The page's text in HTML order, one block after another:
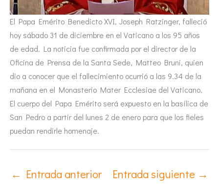
El Papa Emérito Benedicto XVI, Joseph Ratzinger, falleció
hoy sábado 31 de diciembre en el Vaticano a los 95 años
de edad. La noticia fue confirmada por el director de la
Oficina de Prensa de la Santa Sede, Matteo Bruni, quien
dio a conocer que el fallecimiento ocurrió a las 9.34 de la
mañana en el Monasterio Mater Ecclesiae del Vaticano.
El cuerpo del Papa Emérito será expuesto en la basílica de
San Pedro a partir del lunes 2 de enero para que los fieles
puedan rendirle homenaje.
← Entrada anterior Entrada siguiente →